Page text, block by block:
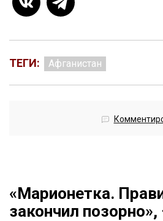
ТЕГИ: Афганистан
«Марионетка.
закончил